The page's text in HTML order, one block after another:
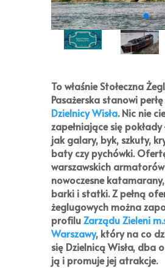
To właśnieStołeczna
Pasażerska stanowi
Dzielnicy Wisła. Nic nie
zapełniające się
jak galary, byk, szkuty,
baty czy pychówki.
warszawskich
nowoczesne
barki i statki. Z pełną
żeglugowych można
profiluZarządu Zieleni
Warszawy, który na co
się Dzielnicą Wisła, dba
ją i promuje jej atrakcje.